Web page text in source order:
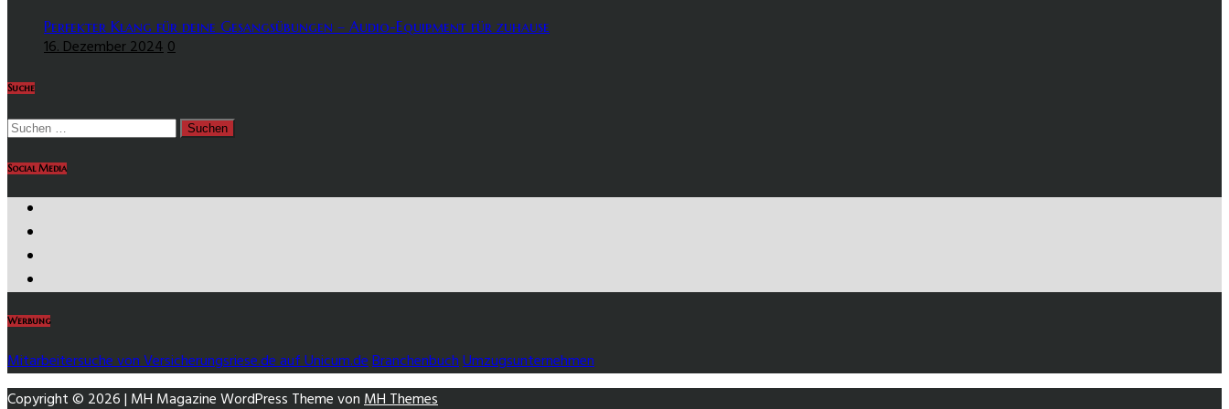
Perfekter Klang für deine Gesangsübungen – Audio-Equipment für zuhause
16. Dezember 20240
Suche
Suchen
Social Media
Werbung
Mitarbeitersuche von Versicherungsriese.de auf Unicum.deBranchenbuchUmzugsunternehmen
Copyright © 2026 | MH Magazine WordPress Theme vonMH Themes